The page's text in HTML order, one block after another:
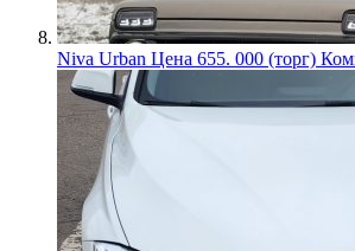
Niva Urban Цена 655. 000 (торг)